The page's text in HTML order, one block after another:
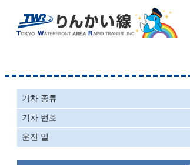
기차 종류
기차 번호
운전 일